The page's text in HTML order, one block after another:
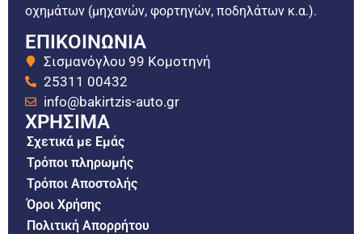
οχημάτων (μηχανών, φορτηγών, ποδηλάτων κ.α.).
ΕΠΙΚΟΙΝΩΝΙΑ
Σισμανόγλου 99 Κομοτηνή
25311 00432
info@bakirtzis-auto.gr
ΧΡΗΣΙΜΑ
Σχετικά με Εμάς
Τρόποι πληρωμής
Τρόποι Αποστολής
Όροι Χρήσης
Πολιτική Απορρήτου